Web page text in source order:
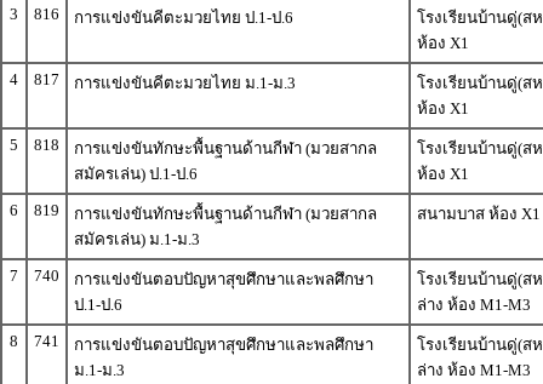
3
816 การแข่งขันคีตะมวยไทย ป.1-ป.6
โรงเรียนบ้านดู่(ส
ห้อง X1
4
817 การแข่งขันคีตะมวยไทย ม.1-ม.3
โรงเรียนบ้านดู่(ส
ห้อง X1
5
818
การแข่งขันทักษะพื้นฐานด้านกีฬา (มวยสากล
สมัครเล่น) ป.1-ป.6
โรงเรียนบ้านดู่(ส
ห้อง X1
6
819
การแข่งขันทักษะพื้นฐานด้านกีฬา (มวยสากล
สมัครเล่น) ม.1-ม.3
สนามบาส ห้อง X1
7 740
การแข่งขันตอบปัญหาสุขศึกษาและพลศึกษา
ป.1-ป.6
โรงเรียนบ้านดู่(
ล่าง ห้อง M1-M3
8
741
การแข่งขันตอบปัญหาสุขศึกษาและพลศึกษา
ม.1-ม.3
โรงเรียนบ้านดู่(
ล่าง ห้อง M1-M3